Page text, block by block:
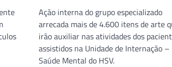
Ação interna do grupo especializado
arrecada mais de 4.600 itens de arte
irão auxiliar nas atividades dos
assistidos na Unidade de Internação –
Saúde Mental do HSV.